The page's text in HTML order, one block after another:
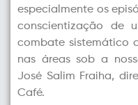
especialmente os
conscientização de
combate sistemático
nas áreas sob a
José Salim Fraiha,
Café.